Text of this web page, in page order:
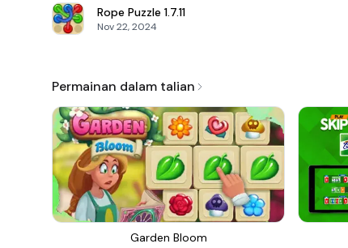
Rope Puzzle 1.7.11
Nov 22, 2024
Permainan dalam talian
Garden Bloom